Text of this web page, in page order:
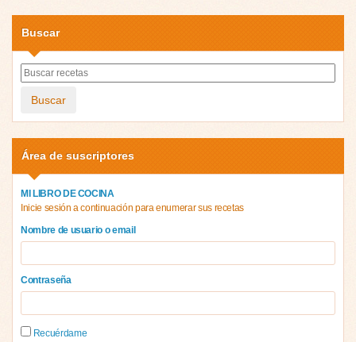
Buscar
Buscar
Área de suscriptores
MI LIBRO DE COCINA
Inicie sesión a continuación para enumerar sus recetas
Nombre de usuario o email
Contraseña
Recuérdame